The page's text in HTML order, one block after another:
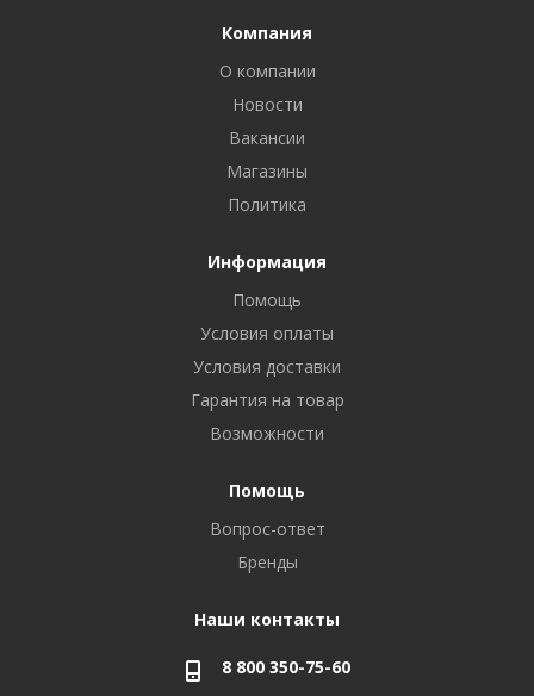
Компания
О компании
Новости
Вакансии
Магазины
Политика
Информация
Помощь
Условия оплаты
Условия доставки
Гарантия на товар
Возможности
Помощь
Вопрос-ответ
Бренды
Наши контакты
8 800 350-75-60